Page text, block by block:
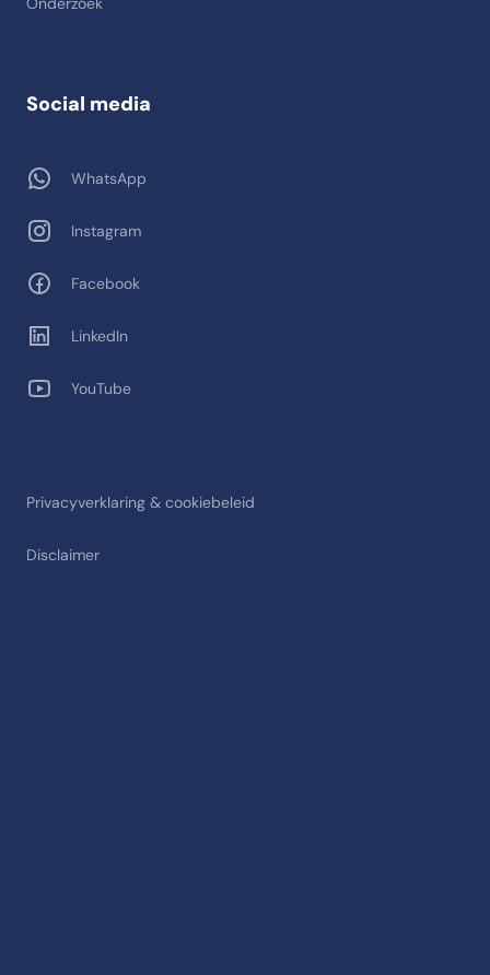
Privacyverklaring & cookiebeleid
Disclaimer
Social media
WhatsApp
Instagram
Facebook
LinkedIn
YouTube